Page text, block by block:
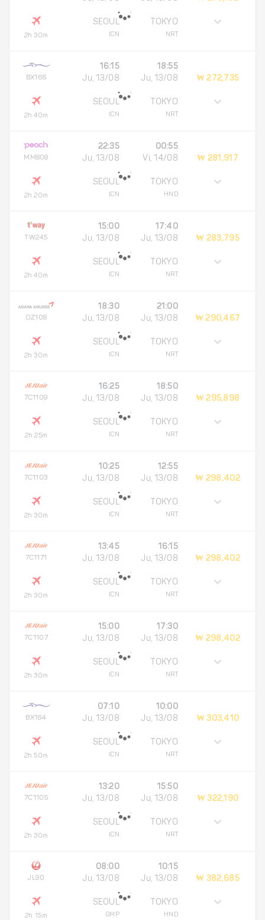
2h 30m
SEOUL
ICN
TOKYO
NRT
BX166
2h 40m
16:15
Ju, 13/08
SEOUL
ICN
18:55
Ju, 13/08
TOKYO
NRT
₩ 272,735
MM808
2h 20m
22:35
Ju, 13/08
SEOUL
ICN
00:55
Vi, 14/08
TOKYO
HND
₩ 281,917
TW245
2h 40m
15:00
Ju, 13/08
SEOUL
ICN
17:40
Ju, 13/08
TOKYO
NRT
₩ 283,795
OZ108
2h 30m
18:30
Ju, 13/08
SEOUL
ICN
21:00
Ju, 13/08
TOKYO
NRT
₩ 290,467
7C1109
2h 25m
16:25
Ju, 13/08
SEOUL
ICN
18:50
Ju, 13/08
TOKYO
NRT
₩ 295,898
7C1103
2h 30m
10:25
Ju, 13/08
SEOUL
ICN
12:55
Ju, 13/08
TOKYO
NRT
₩ 298,402
7C1171
2h 30m
13:45
Ju, 13/08
SEOUL
ICN
16:15
Ju, 13/08
TOKYO
NRT
₩ 298,402
7C1107
2h 30m
15:00
Ju, 13/08
SEOUL
ICN
17:30
Ju, 13/08
TOKYO
NRT
₩ 298,402
BX164
2h 50m
07:10
Ju, 13/08
SEOUL
ICN
10:00
Ju, 13/08
TOKYO
NRT
₩ 303,410
7C1105
2h 30m
13:20
Ju, 13/08
SEOUL
ICN
15:50
Ju, 13/08
TOKYO
NRT
₩ 322,190
JL90
2h 15m
08:00
Ju, 13/08
SEOUL
GMP
10:15
Ju, 13/08
TOKYO
HND
₩ 382,685